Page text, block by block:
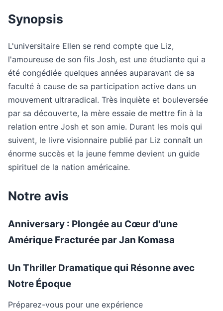
Synopsis
L'universitaire Ellen se rend compte que Liz,
l'amoureuse de son fils Josh, est une étudiante qui a
été congédiée quelques années auparavant de sa
faculté à cause de sa participation active dans un
mouvement ultraradical. Très inquiète et bouleversée
par sa découverte, la mère essaie de mettre fin à la
relation entre Josh et son amie. Durant les mois qui
suivent, le livre visionnaire publié par Liz connaît un
énorme succès et la jeune femme devient un guide
spirituel de la nation américaine.
Notre avis
Anniversary : Plongée au Cœur d'une
Amérique Fracturée par Jan Komasa
Un Thriller Dramatique qui Résonne avec
Notre Époque
Préparez-vous pour une expérience